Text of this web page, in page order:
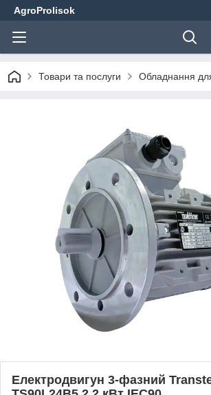
AgroProlisok
Товари та послуги Обладнання
Електродвигун 3-фазний